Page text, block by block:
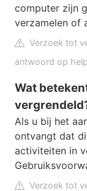
computer zijn
verzamelen of
Verzoek tot
antwoord op
Wat
Als u bij het
ontvangt dat
activiteiten in
Verzoek tot